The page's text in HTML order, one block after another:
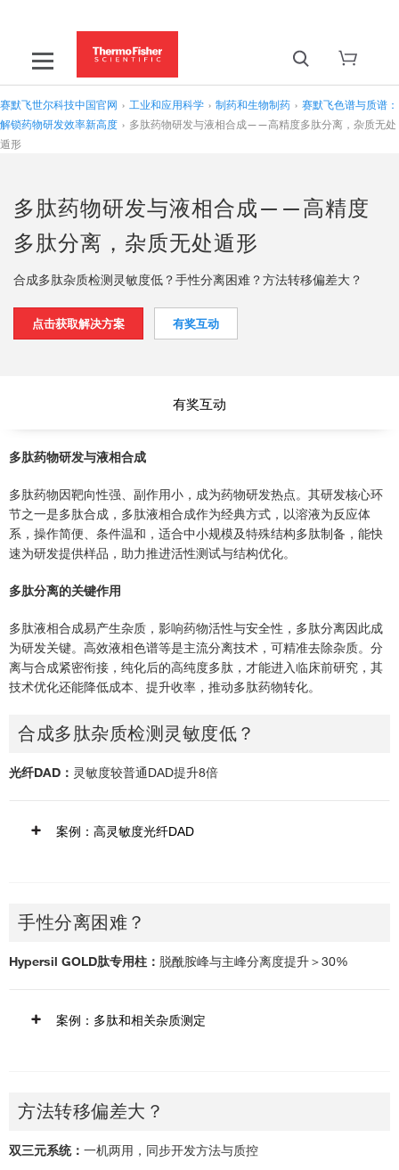
赛默飞世尔科技中国官网 › 工业和应用科学 › 制药和生物制药 › 赛默飞色谱与质谱：
解锁药物研发效率新高度 › 多肽药物研发与液相合成——高精度多肽分离，杂质无处
遁形
多肽药物研发与液相合成——高精度
多肽分离，杂质无处遁形
合成多肽杂质检测灵敏度低？手性分离困难？方法转移偏差大？
点击获取解决方案 有奖互动
有奖互动
中药质量控制
化药研发与质控
抗体/ADC药物研发
多肽药物研发与液相合成
多肽药物因靶向性强、副作用小，成为药物研发热点。其研发核心环
节之一是多肽合成，多肽液相合成作为经典方式，以溶液为反应体
系，操作简便、条件温和，适合中小规模及特殊结构多肽制备，能快
速为研发提供样品，助力推进活性测试与结构优化。
多肽分离的关键作用
多肽液相合成易产生杂质，影响药物活性与安全性，多肽分离因此成
为研发关键。高效液相色谱等是主流分离技术，可精准去除杂质。分
离与合成紧密衔接，纯化后的高纯度多肽，才能进入临床前研究，其
技术优化还能降低成本、提升收率，推动多肽药物转化。
合成多肽杂质检测灵敏度低？
光纤DAD： 灵敏度较普通DAD提升8倍
案例：高灵敏度光纤DAD
LightPipe™技术实现最低的扩散
10mm，60mm两种石英检测池
手性分离困难？
Hypersil GOLD肽专用柱： 脱酰胺峰与主峰分离度提升＞30%
案例：多肽和相关杂质测定
方法转移偏差大？
双三元系统： 一机两用，同步开发方法与质控